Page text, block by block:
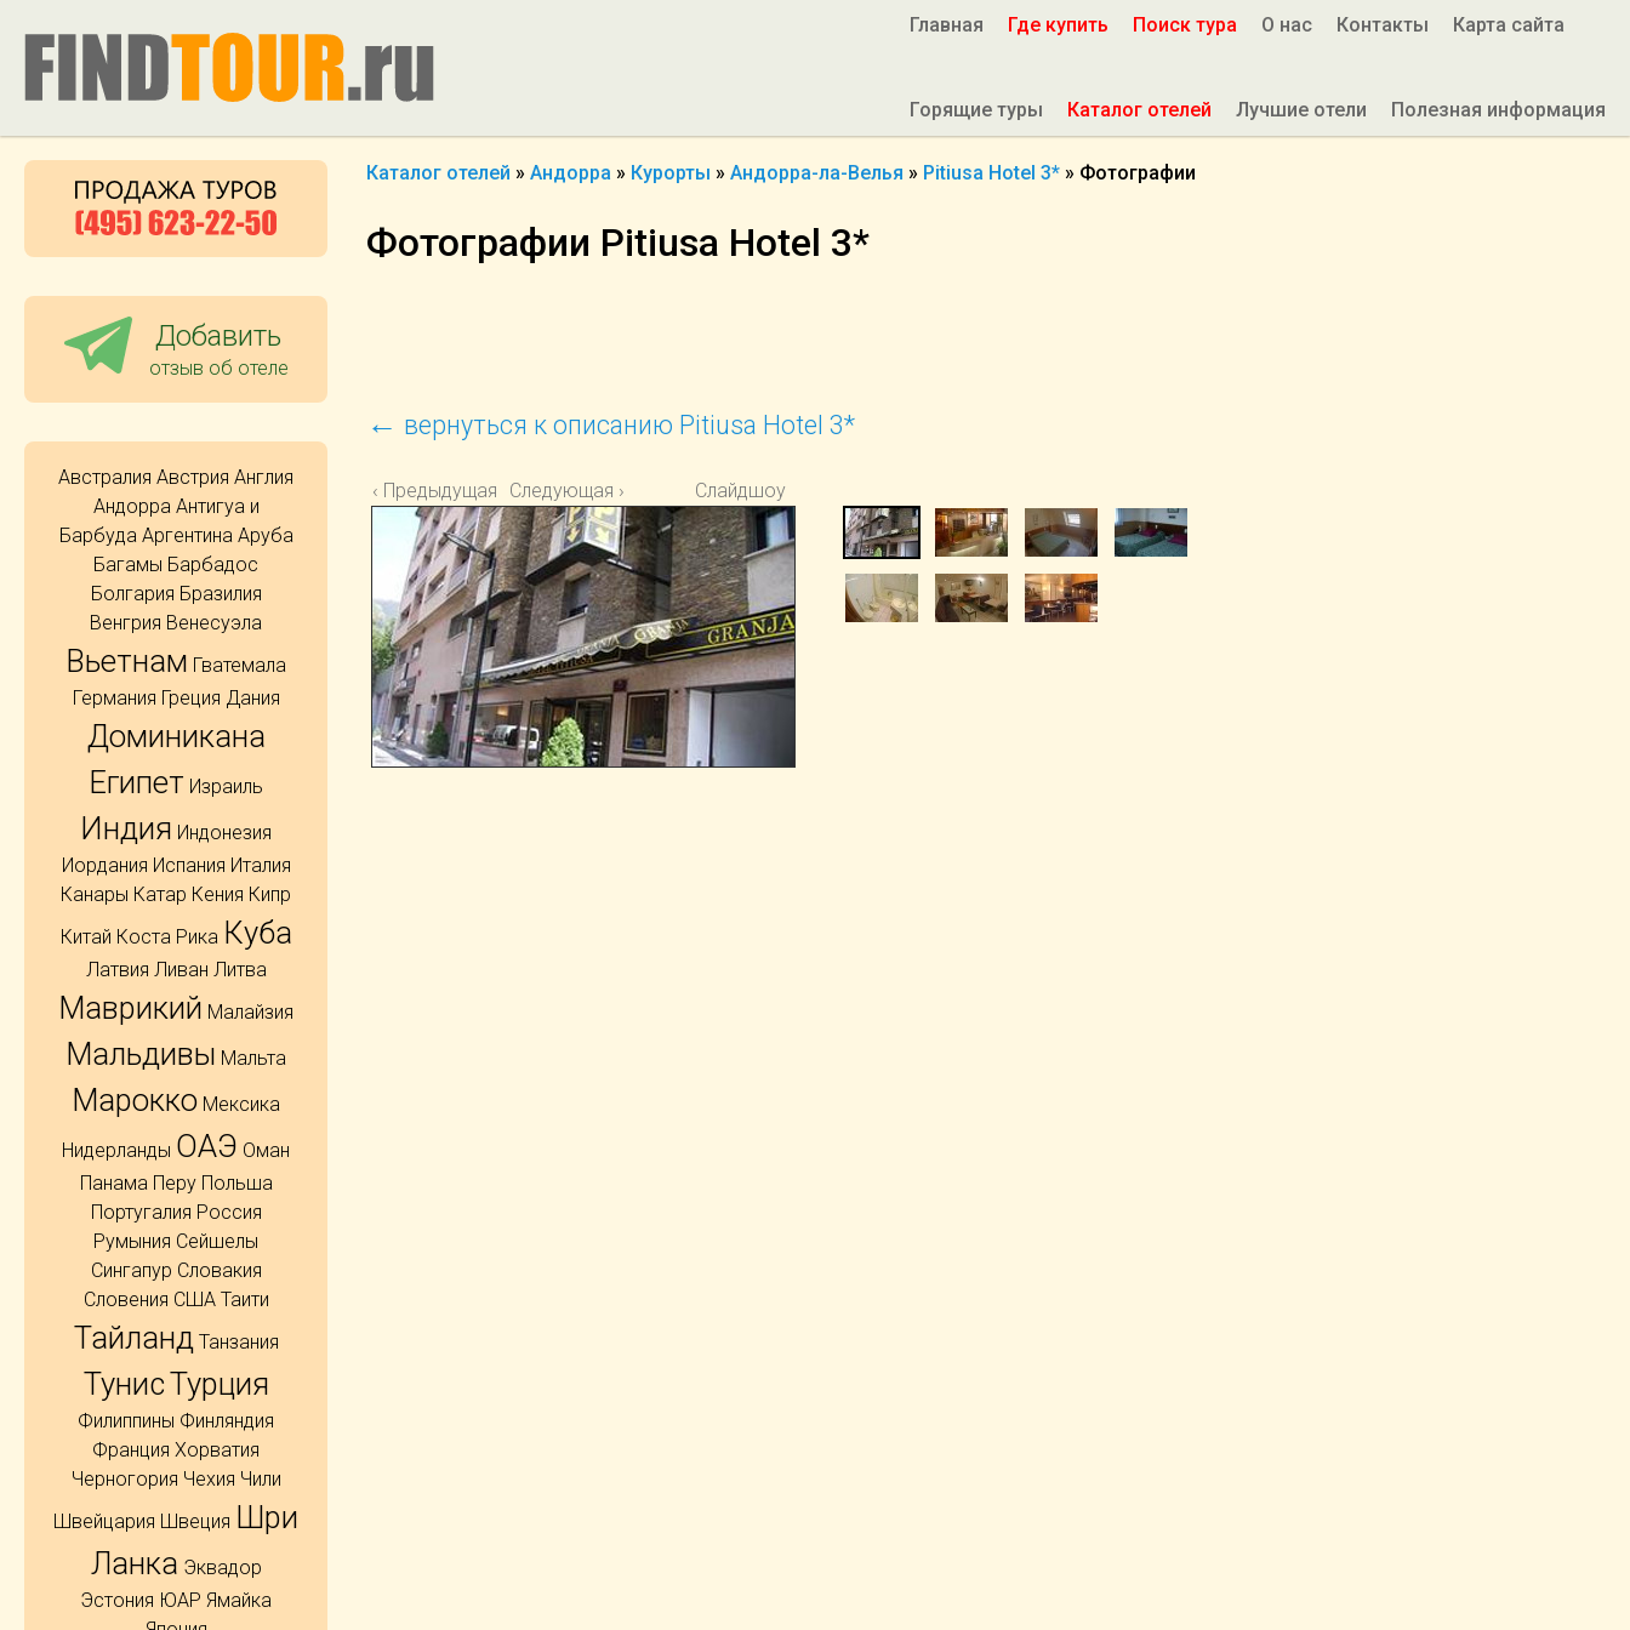
Главная Где купить Поиск тура О нас Контакты Карта сайта
Горящие туры Каталог отелей Лучшие отели Полезная информация
Каталог отелей » Андорра » Курорты » Андорра-ла-Велья » Pitiusa Hotel 3* » Фотографии
Фотографии Pitiusa Hotel 3*
← вернуться к описанию Pitiusa Hotel 3*
‹ Предыдущая Следующая › Слайдшоу
Добавить
отзыв об отеле
Австралия Австрия Англия
Андорра Антигуа и
Барбуда Аргентина Аруба
Багамы Барбадос
Болгария Бразилия
Венгрия Венесуэла
Вьетнам Гватемала
Германия Греция Дания
Доминикана
Египет Израиль
Индия Индонезия
Иордания Испания Италия
Канары Катар Кения Кипр
Китай Коста Рика Куба
Латвия Ливан Литва
Маврикий Малайзия
Мальдивы Мальта
Марокко Мексика
Нидерланды ОАЭ Оман
Панама Перу Польша
Португалия Россия
Румыния Сейшелы
Сингапур Словакия
Словения США Таити
Тайланд Танзания
ТунисТурция
Филиппины Финляндия
Франция Хорватия
Черногория Чехия Чили
Швейцария Швеция Шри
Ланка Эквадор
Эстония ЮАР Ямайка